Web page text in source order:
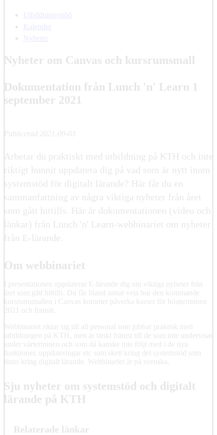
Utbildningsstöd
Kalender
Nyheter
Nyheter om Canvas och kursrumsmall
Dokumentation från Lunch 'n' Learn 1
september 2021
Publicerad 2021-09-03
Arbetar du praktiskt med utbildning på KTH och inte
riktigt hunnit uppdatera dig på vad som är nytt inom
systemstöd för digitalt lärande? Här får du en
sammanfattning av några viktiga nyheter från året
som gått hittills. Här är dokumentationen (video och
länkar) från Lunch 'n' Learn-webbinariet om nyheter
från E-lärande.
Om webbinariet
I presentationen uppdaterar E-lärande dig om viktiga nyheter från
året som gått hittills. Du får bland annat veta hur den kommande
kursrumsmallen i Canvas kommer påverka kurser för höstterminen
2021 och framåt.
Webbinariet riktar sig till all personal som jobbar praktisk med
utbildningen på KTH, men är tänkt främst till de som inte undervisat
under vårterminen och som då kanske inte följt med i de nya
funktioner, uppdateringar etc som skett kring det systemstöd som
finns kring digitalt lärande. Webbinariet är på svenska.
Sju nyheter om systemstöd och digitalt
lärande på KTH
Relaterade länkar